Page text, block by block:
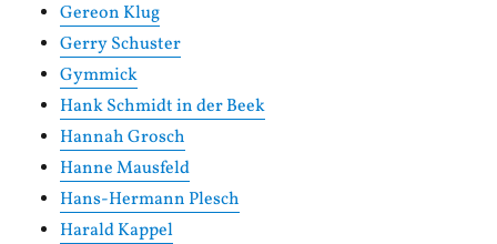
Gereon Klug
Gerry Schuster
Gymmick
Hank Schmidt in der Beek
Hannah Grosch
Hanne Mausfeld
Hans-Hermann Plesch
Harald Kappel